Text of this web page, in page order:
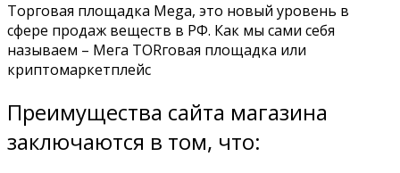
Торговая площадка Mega, это новый уровень в
сфере продаж веществ в РФ. Как мы сами себя
называем – Мега ТORговая площадка или
криптомаркетплейс
Преимущества сайта магазина
заключаются в том, что: